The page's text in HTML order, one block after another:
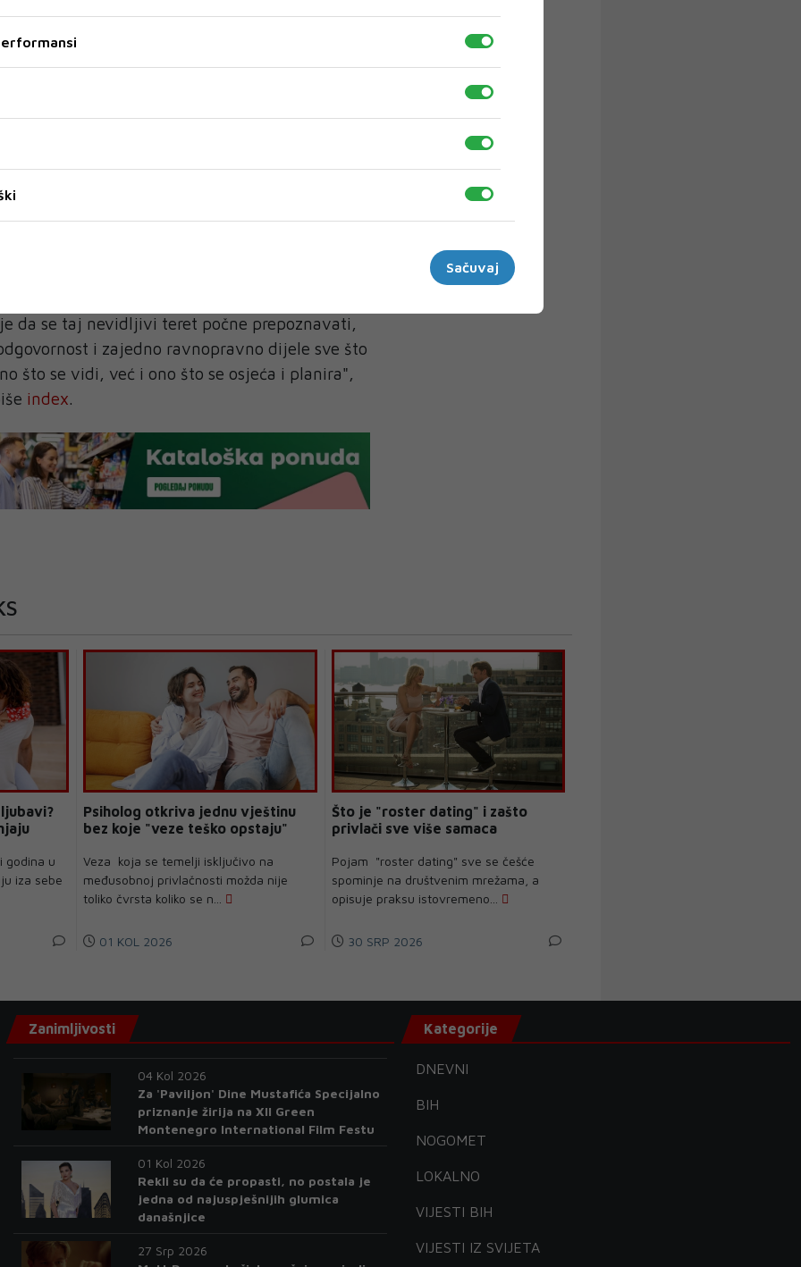
tereta"
na mentalne, emocionalne i organizacijske
nerazmjerno padaju na jednog partnera, a
"Čak i kada su kućanski poslovi
često pamti sve obveze, vodi računa o
potrebama obitelji. Taj teret nije
velik mentalni napor", navodi Travers.
ni ne priznaje taj teret, osoba koja
neviđenom, neshvaćenom i usamljenom u
njihovu emocionalnu i fizičku dobrobit, a
da se taj nevidljivi teret počne prepoznavati,
i zajedno ravnopravno dijele sve što
što se vidi, već i ono što se osjeća i planira",
index.
godina u
iza sebe
Psiholog otkriva jednu vještinu
bez koje "veze teško opstaju"
Veza koja se temelji isključivo na
međusobnoj privlačnosti možda nije
toliko čvrsta koliko se n...
01 KOL 2026
Što je "roster dating" i zašto
privlači sve više samaca
Pojam "roster dating" sve se češće
spominje na društvenim mrežama, a
opisuje praksu istovremeno...
30 SRP 2026
Sačuvaj
Zanimljivosti
04 Kol 2026
Za 'Paviljon' Dine Mustafića Specijalno
priznanje žirija na XII Green
Montenegro International Film Festu
01 Kol 2026
Rekli su da će propasti, no postala je
jedna od najuspješnijih glumica
današnjice
27 Srp 2026
Kategorije
DNEVNI
BIH
NOGOMET
LOKALNO
VIJESTI BIH
VIJESTI IZ SVIJETA